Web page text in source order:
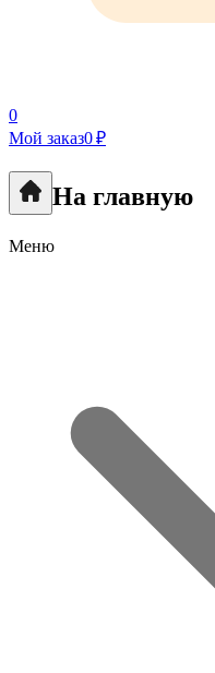
0
Мой заказ0 ₽
На главную
Меню